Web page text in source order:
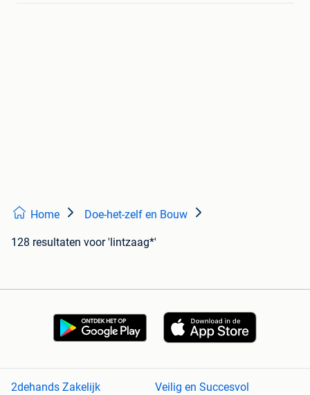
Home Doe-het-zelf en Bouw
128 resultaten voor 'lintzaag*'
2dehands Zakelijk
Veilig en Succesvol